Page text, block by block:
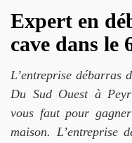
Expert en
cave dans le
L’entreprise débarras
Du Sud Ouest à
vous faut pour
maison. L’entreprise